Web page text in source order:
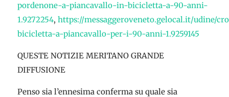
pordenone-a-piancavallo-in-bicicletta-a-90-anni-
1.9272254, https://messaggeroveneto.gelocal.it/udine/
bicicletta-a-piancavallo-per-i-90-anni-1.9259145
QUESTE NOTIZIE MERITANO GRANDE
DIFFUSIONE
Penso sia l’ennesima conferma su quale sia